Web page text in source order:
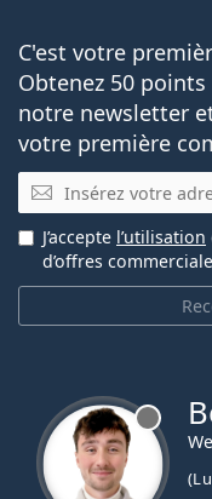
C'est votre
Obtenez 50
notre newsletter
votre première
E-mail
J’accepte l’utilisation
d’offres